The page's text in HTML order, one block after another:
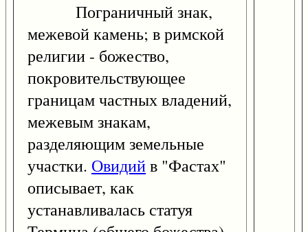
Пограничный знак,
межевой камень; в римской
религии - божество,
покровительствующее
границам частных владений,
межевым знакам,
разделяющим земельные
участки. Овидийв "Фастах"
описывает, как
устанавливалась статуя